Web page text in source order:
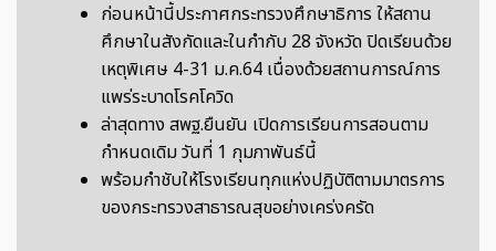
ก่อนหน้านี้ประกาศกระทรวงศึกษาธิการ ให้สถาน
ศึกษาในสังกัดและในกำกับ 28 จังหวัด ปิดเรียนด้วย
เหตุพิเศษ 4-31 ม.ค.64 เนื่องด้วยสถานการณ์การ
แพร่ระบาดโรคโควิด
ล่าสุดทาง สพฐ.ยืนยัน เปิดการเรียนการสอนตาม
กำหนดเดิม วันที่ 1 กุมภาพันธ์นี้
พร้อมกำชับให้โรงเรียนทุกแห่งปฏิบัติตามมาตรการ
ของกระทรวงสาธารณสุขอย่างเคร่งครัด